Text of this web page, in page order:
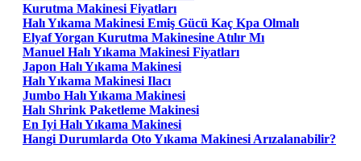
Kurutma Makinesi Fiyatları
Halı Yıkama Makinesi Emiş Gücü Kaç Kpa Olmalı
Elyaf Yorgan Kurutma Makinesine Atılır Mı
Manuel Halı Yıkama Makinesi Fiyatları
Japon Halı Yıkama Makinesi
Halı Yıkama Makinesi Ilacı
Jumbo Halı Yıkama Makinesi
Halı Shrink Paketleme Makinesi
En Iyi Halı Yıkama Makinesi
Hangi Durumlarda Oto Yıkama Makinesi Arızalanabilir?